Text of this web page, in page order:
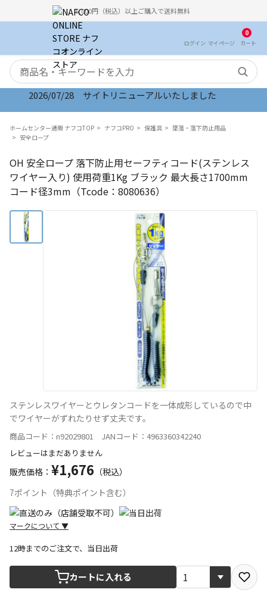
5,000円（税込）以上ご購入で送料無料
ログイン マイ ページ
0
カート
検索キーワード
2026/07/28 サイトリニューアルいたしました
ホームセンター通販 ナフコTOP ナフコPRO 保護具
墜落・落下防止用品
安全ロープ
OH 安全ロープ 落下防止用セーフティコード(ステンレス
ワイヤー入り) 使用荷重1Kg ブラック 最大長さ1700mm
コード径3mm（Tcode：8080636）
ステンレスワイヤーとウレタンコードを一体成形しているので中
でワイヤーがずれたりせず丈夫です。
商品コード：n92029801 JANコード：4963360342240
レビューはまだありません
販売価格： ¥1,676 （税込）
7ポイント（特典ポイント含む）
マークについて ▼
宅配や店舗受取を選択できる商品です
12時までのご注文で、当日出荷
カートに入れる